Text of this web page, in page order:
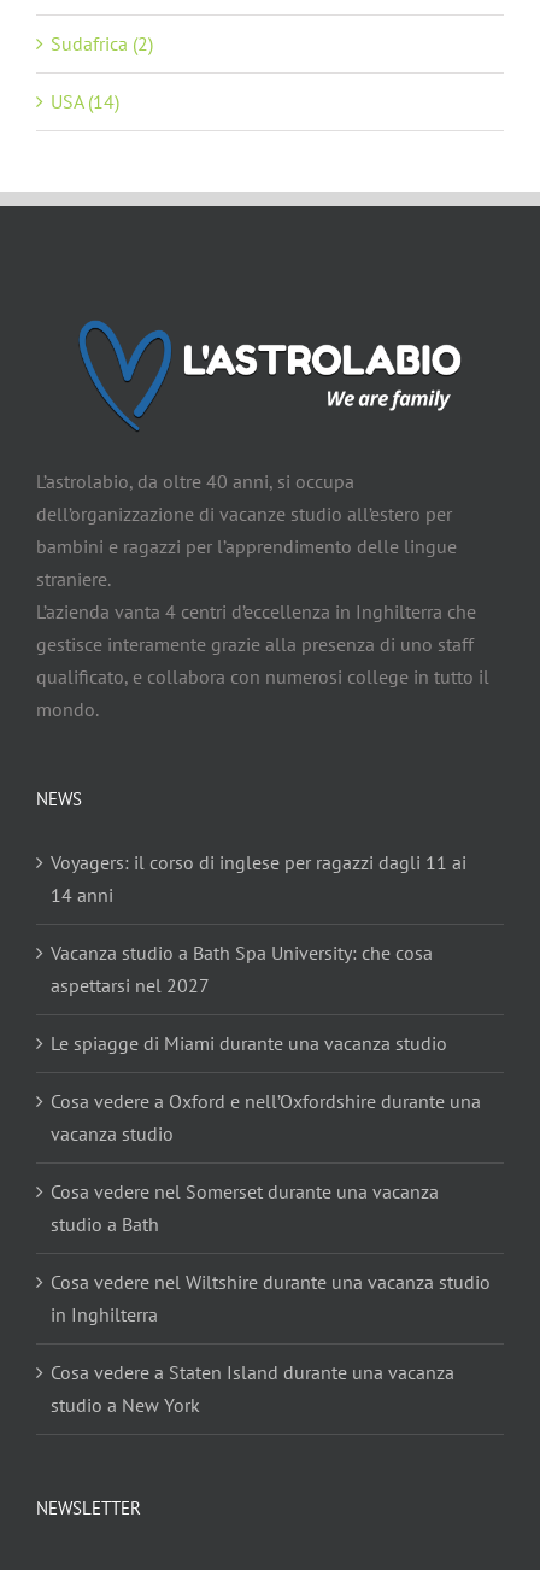
Sudafrica (2)
USA (14)
L’astrolabio, da oltre 40 anni, si occupa
dell’organizzazione di vacanze studio all’estero per
bambini e ragazzi per l’apprendimento delle lingue
straniere.
L’azienda vanta 4 centri d’eccellenza in Inghilterra che
gestisce interamente grazie alla presenza di uno staff
qualificato, e collabora con numerosi college in tutto il
mondo.
NEWS
Voyagers: il corso di inglese per ragazzi dagli 11 ai
14 anni
Vacanza studio a Bath Spa University: che cosa
aspettarsi nel 2027
Le spiagge di Miami durante una vacanza studio
Cosa vedere a Oxford e nell’Oxfordshire durante una
vacanza studio
Cosa vedere nel Somerset durante una vacanza
studio a Bath
Cosa vedere nel Wiltshire durante una vacanza studio
in Inghilterra
Cosa vedere a Staten Island durante una vacanza
studio a New York
NEWSLETTER